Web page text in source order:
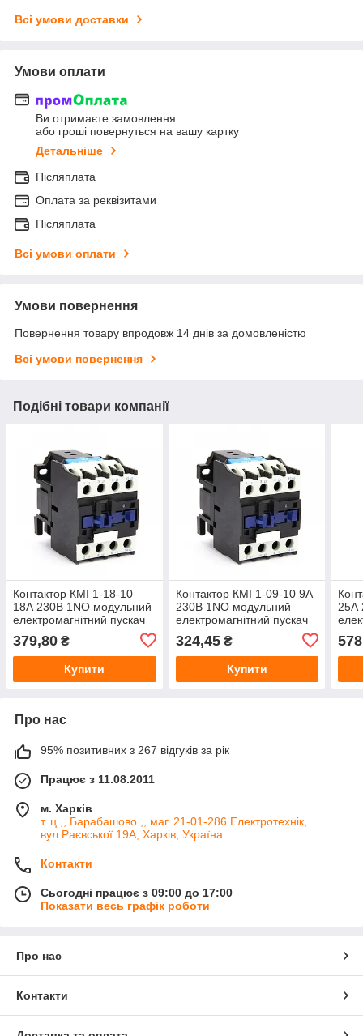
Всі умови доставки
Умови оплати
Ви отримаєте замовлення
або гроші повернуться на вашу картку
Детальніше
Післяплата
Оплата за реквізитами
Післяплата
Всі умови оплати
Умови повернення
Повернення товару впродовж 14 днів за домовленістю
Всі умови повернення
Подібні товари компанії
Контактор КМІ 1-18-10
18А 230В 1NO модульний
електромагнітний пускач
379,80 ₴
Купити
Контактор КМІ 1-09-10 9А
230В 1NO модульний
електромагнітний пускач
324,45₴
Купити
25А
Про нас
95% позитивних з 267 відгуків за рік
Працює з 11.08.2011
м. Харків
т. ц ,, Барабашово ,, маг. 21-01-286 Електротехнік,
вул.Раєвської 19А, Харків, Україна
Контакти
Сьогодні працює з 09:00 до 17:00
Показати весь графік роботи
Про нас
Контакти